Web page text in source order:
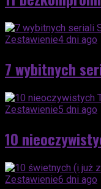
Zestawienie4 dni ago
7 wybitnych
Zestawienie5 dni ago
10
Zestawienie6 dni ago